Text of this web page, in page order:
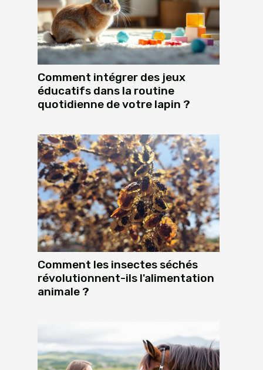
Comment intégrer des jeux
éducatifs dans la routine
quotidienne de votre lapin ?
Comment les insectes séchés
révolutionnent-ils l'alimentation
animale ?